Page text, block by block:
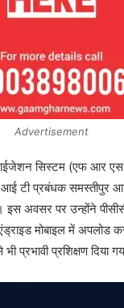
Advertisement
सिस्टम (एफ आर
टी प्रबंधक समस्तीपुर
। इस अवसर पर उन्होंने
एंड्राइड मोबाइल में अपलोड
प्रभावी प्रशिक्षण दिया